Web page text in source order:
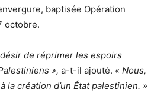
baptisée Opération
octobre.
désir de réprimer les espoirs
», a-t-il ajouté. « Nous,
la création d’un État palestinien. »